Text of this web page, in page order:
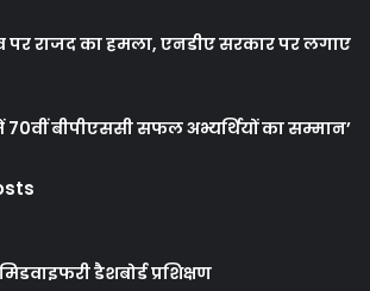
पर राजद का हमला, एनडीए सरकार पर लगाए
बीपीएससी सफल अभ्यर्थियों का सम्मान’
डैशबोर्ड प्रशिक्षण